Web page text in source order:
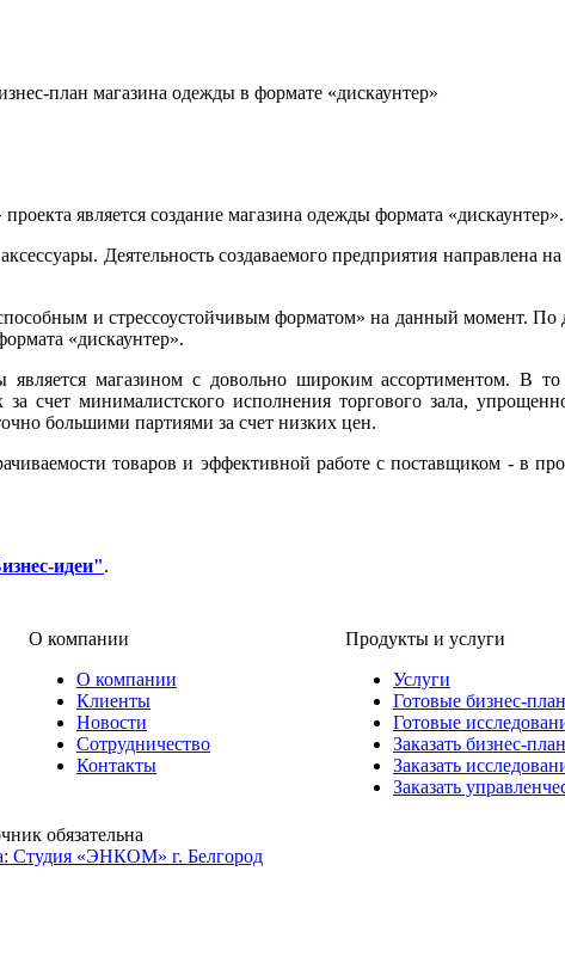
план магазина одежды в формате «дискаунтер»
является создание магазина одежды формата «дискаунтер».
Деятельность создаваемого предприятия
и стрессоустойчивым форматом» на данный момент. По
«дискаунтер».
является магазином с довольно широким ассортиментом. В
счет минималистского исполнения торгового зала,
большими партиями за счет низких цен.
товаров и эффективной работе с поставщиком - в
идеи".
О компании
О компании
Клиенты
Новости
Сотрудничество
Контакты
Продукты и услуги
Услуги
Готовые бизнес-
Готовые
Заказать бизнес-план
Заказать
Заказать
обязательна
Студия «ЭНКОМ» г. Белгород